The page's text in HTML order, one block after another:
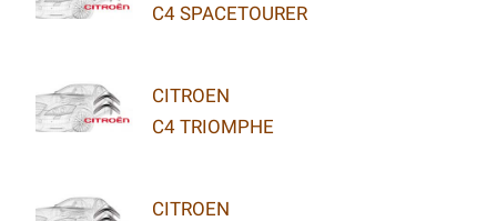
C4 SPACETOURER
CITROEN
C4 TRIOMPHE
CITROEN